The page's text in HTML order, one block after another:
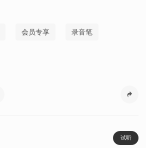
会员专享 录音笔
试听